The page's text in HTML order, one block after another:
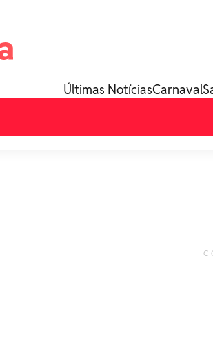
Últimas NotíciasCarnaval